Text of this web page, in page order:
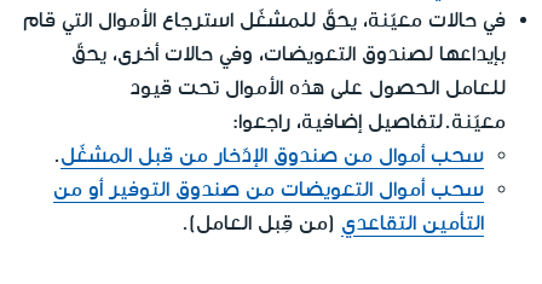
في حالات معيّنة، يحقّ للمشغّل استرجاع الأموال التي قام
بإيداعها لصندوق التعويضات، وفي حالات أخرى، يحقّ
للعامل الحصول على هذه الأموال تحت قيود
معيّنة.لتفاصيل إضافية، راجعوا:
سحب أموال من صندوق الإدّخار من قبل المشغّل.
سحب أموال التعويضات من صندوق التوفير أو من
التأمين التقاعدي (من قِبل العامل).